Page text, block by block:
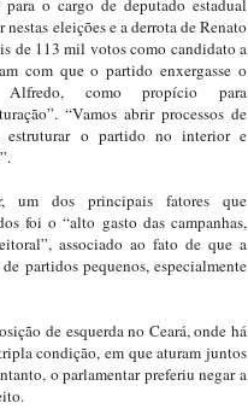
para o cargo de deputado estadual
eleições e a derrota de Renato
de 113 mil votos como candidato a
com que o partido enxergasse o
Alfredo, como propício para
“Vamos abrir processos de
estruturar o partido no interior e
um dos principais fatores que
foi o “alto gasto das campanhas,
associado ao fato de que a
partidos pequenos, especialmente
de esquerda no Ceará, onde há
condição, em que aturam juntos
o parlamentar preferiu negar a